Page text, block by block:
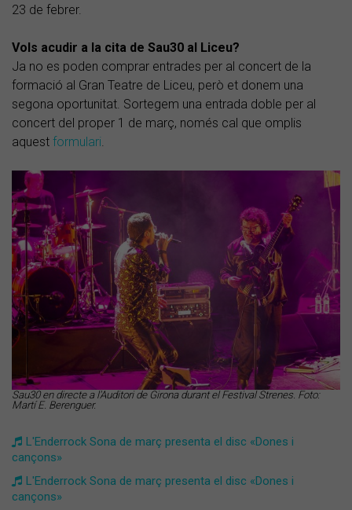
23 de febrer.
Vols acudir a la cita de Sau30 al Liceu?
Ja no es poden comprar entrades per al concert de la
formació al Gran Teatre de Liceu, però et donem una
segona oportunitat. Sortegem una entrada doble per al
concert del proper 1 de març, només cal que omplis
aquest formulari.
Sau30 en directe a l'Auditori de Girona durant el Festival Strenes. Foto:
Martí E. Berenguer.
L'Enderrock Sona de març presenta el disc «Dones i
cançons»
L'Enderrock Sona de març presenta el disc «Dones i
cançons»